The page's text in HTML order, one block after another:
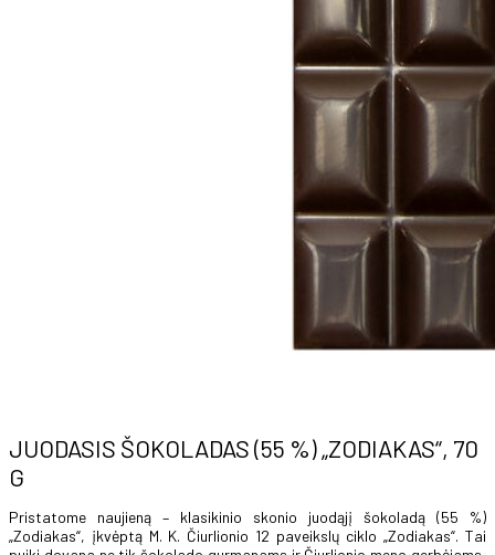
JUODASIS ŠOKOLADAS (55 %) „ZODIAKAS“, 70
G
Pristatome naujieną – klasikinio skonio juodąjį šokoladą (55 %)
„Zodiakas“, įkvėptą M. K. Čiurlionio 12 paveikslų ciklo „Zodiakas“. Tai